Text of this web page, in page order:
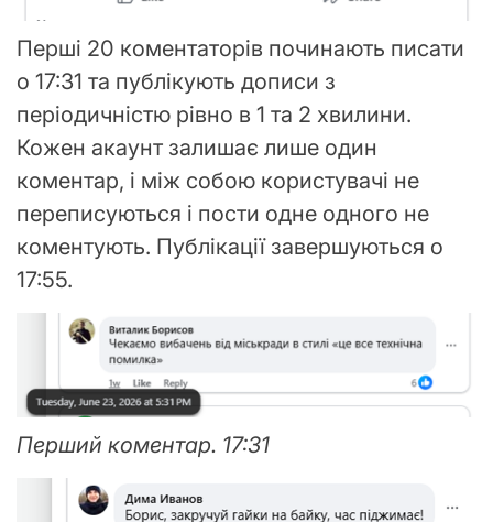
Перші 20 коментаторів починають писати
о 17:31 та публікують дописи з
періодичністю рівно в 1 та 2 хвилини.
Кожен акаунт залишає лише один
коментар, і між собою користувачі не
переписуються і пости одне одного не
коментують. Публікації завершуються о
17:55.
Перший коментар. 17:31